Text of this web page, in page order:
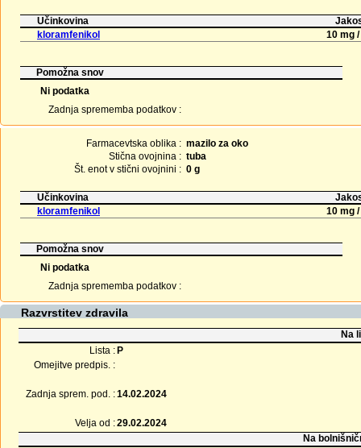
Učinkovina
kloramfenikol
10 mg /
Pomožna snov
Ni podatka
Zadnja sprememba podatkov :
Farmacevtska oblika : mazilo za oko
Stična ovojnina : tuba
Št. enot v stični ovojnini : 0 g
Učinkovina
kloramfenikol
10 mg /
Pomožna snov
Ni podatka
Zadnja sprememba podatkov :
Razvrstitev zdravila
Na
Lista : P
Omejitve predpis. :
Zadnja sprem. pod. :14.02.2024
Velja od :29.02.2024
Na